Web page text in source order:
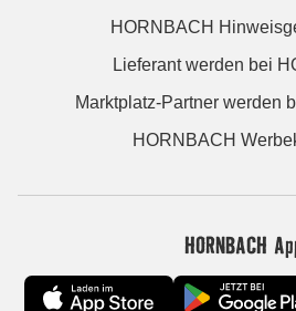
HORNBACH
Lieferant werden bei
Marktplatz-Partner werden
HORNBACH
HORNBACH